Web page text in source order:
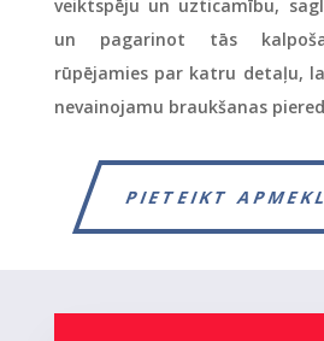
veiktspēju un uzticamību,
un pagarinot tās
rūpējamies par katru detaļu,
nevainojamu braukšanas
PIETEIKT